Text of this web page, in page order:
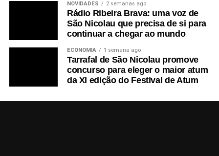
NOVIDADES 2 semanas ago
Rádio Ribeira Brava: uma voz de
São Nicolau que precisa de si para
continuar a chegar ao mundo
ECONOMIA 1 semana ago
Tarrafal de São Nicolau promove
concurso para eleger o maior atum
da XI edição do Festival de Atum